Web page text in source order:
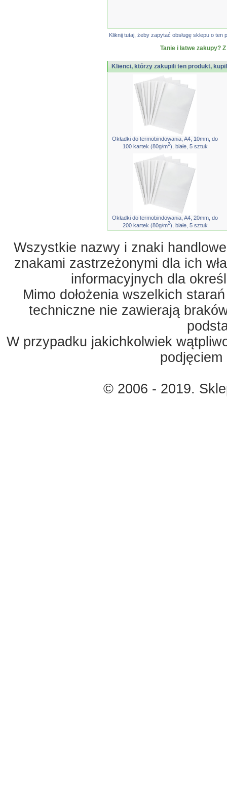
Kliknij tutaj, żeby zapytać obsługę sklepu o
Tanie i łatwe zakupy?
Klienci, którzy zakupili ten produkt,
Okładki do termobindowania, A4, 10mm, do
100 kartek (80g/m2), białe, 5 sztuk
Okładki do termobindowania, A4, 20mm, do
200 kartek (80g/m2), białe, 5 sztuk
Wszystkie nazwy i znaki
znakami zastrzeżonymi dla ich
informacyjnych dla
Mimo dołożenia wszelkich
techniczne nie zawierają
W przypadku jakichkolwiek
© 2006 - 2019.